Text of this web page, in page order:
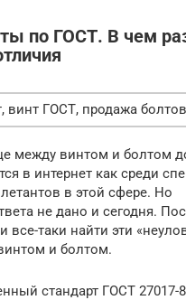
по ГОСТ. В чем
винт ГОСТ, продажа болтов
между винтом и болтом
в интернет как среди
в этой сфере. Но
не дано и сегодня.
все-таки найти эти
и болтом.
стандарт ГОСТ 27017-